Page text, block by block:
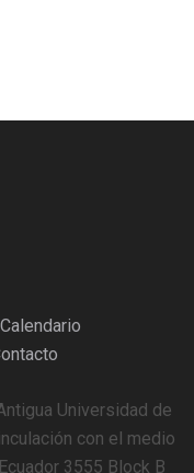
Calendario
Universidad de
con el medio
3555 Block B